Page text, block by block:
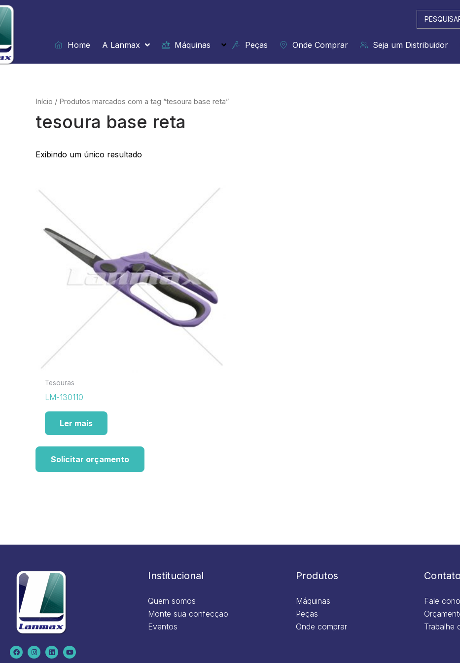
Ir
para
o
conteúdo
Pesquisar
...
Home
A Lanmax Máquinas Peças Onde Comprar Seja um Distribuidor
Início / Produtos marcados com a tag “tesoura base reta”
tesoura base reta
Exibindo um único resultado
Tesouras
LM-130110
Ler mais
Solicitar orçamento
F
a
c
I
n
s
L
i
n
Y
o
u
Institucional
Quem somos
Monte sua confecção
Eventos
Produtos
Máquinas
Peças
Onde comprar
Contato
Fale
Trabalhe